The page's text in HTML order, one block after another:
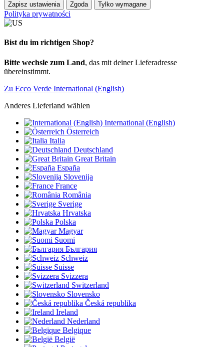
Zapisz ustawienia Zgoda Tylko wymagane
Polityka prywatności
Bist du im richtigen Shop?
Bitte wechsle zum Land, das mit deiner Lieferadresse
übereinstimmt.
Zu Ecco Verde International (English)
Anderes Lieferland wählen
International (English)
Österreich
Italia
Deutschland
Great Britain
España
Slovenija
France
România
Sverige
Hrvatska
Polska
Magyar
Suomi
България
Schweiz
Suisse
Svizzera
Switzerland
Slovensko
Česká republika
Ireland
Nederland
Belgique
België